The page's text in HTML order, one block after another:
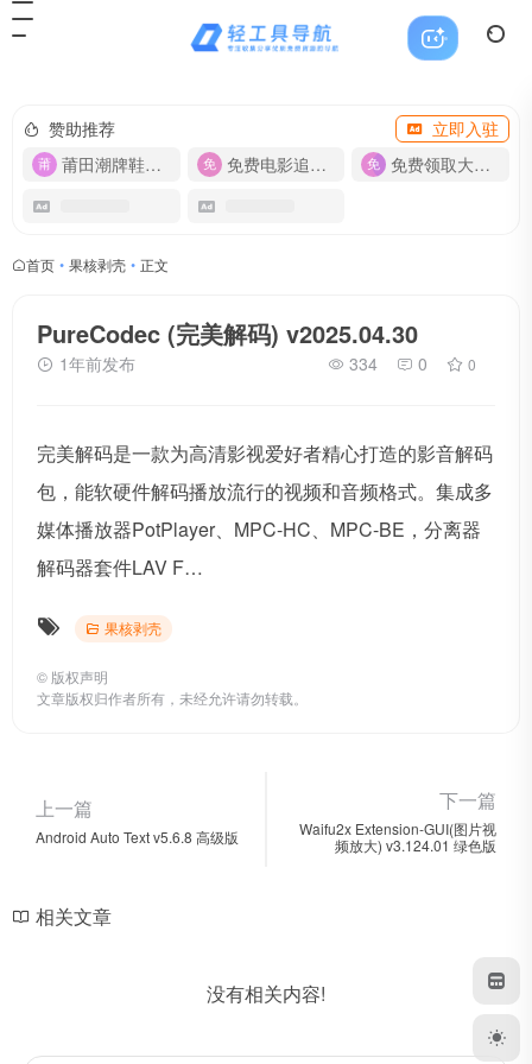
赞助推荐
立即入驻
莆田潮牌鞋服-货源
免费电影追剧APP 免费领取大流量卡【500G】
首页 • 果核剥壳 • 正文
PureCodec (完美解码) v2025.04.30
1年前发布 334 0 0
完美解码是一款为高清影视爱好者精心打造的影音解码
包，能软硬件解码播放流行的视频和音频格式。集成多
媒体播放器PotPlayer、MPC-HC、MPC-BE，分离器
解码器套件LAV F…
果核剥壳
© 版权声明
文章版权归作者所有，未经允许请勿转载。
上一篇
Android Auto Text v5.6.8 高级版
下一篇
Waifu2x Extension-GUI(图片视
频放大) v3.124.01 绿色版
相关文章
没有相关内容!